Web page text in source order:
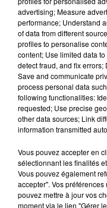
THE BANGLES
Walk Like An
8h56
8h56
advertising; Measure
performance; Understand
of data from different
profiles to personalise
content; Use limited data
detect fraud, and fix
Save and communicate
process personal data
following functionalities:
requested; Use precise
other data sources; Link
information transmitted
Vous pouvez accepter en
sélectionnant les finalités
Vous pouvez également
accepter". Vos
pouvez mettre à jour vos
moment via le lien "Gérer